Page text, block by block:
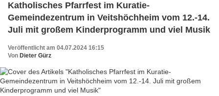
Katholisches Pfarrfest im Kuratie-
Gemeindezentrum in Veitshöchheim vom 12.-14.
Juli mit großem Kinderprogramm und viel Musik
Veröffentlicht am 04.07.2024 16:15
Von Dieter Gürz